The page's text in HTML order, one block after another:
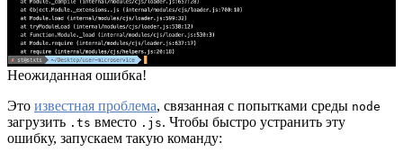
Неожиданная ошибка!
Это известная проблема, связанная с попытками среды node
загрузить .ts вместо .js. Чтобы быстро устранить эту
ошибку, запускаем такую команду: